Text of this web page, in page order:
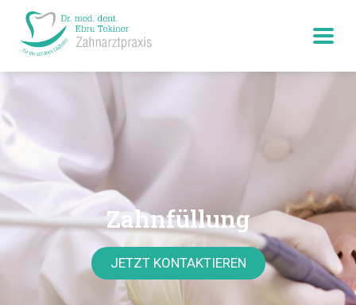
Zahnfüllung
JETZT KONTAKTIEREN